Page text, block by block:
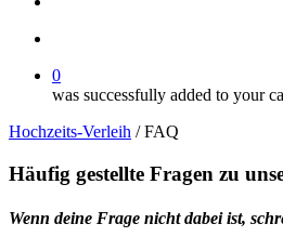
0
was successfully added to your
Hochzeits-Verleih /FAQ
Häufig gestellte Fragen zu
Wenn deine Frage nicht dabei ist,